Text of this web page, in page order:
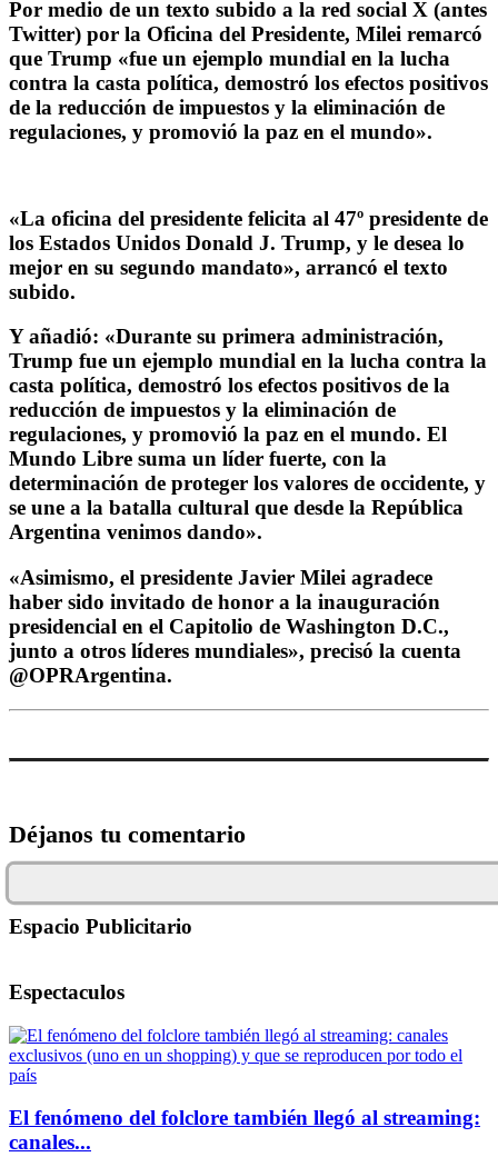
Por medio de un texto subido a la red social X (antes
Twitter) por la Oficina del Presidente, Milei remarcó
que Trump «fue un ejemplo mundial en la lucha
contra la casta política, demostró los efectos positivos
de la reducción de impuestos y la eliminación de
regulaciones, y promovió la paz en el mundo».
«La oficina del presidente felicita al 47º presidente de
los Estados Unidos Donald J. Trump, y le desea lo
mejor en su segundo mandato», arrancó el texto
subido.
Y añadió: «Durante su primera administración,
Trump fue un ejemplo mundial en la lucha contra la
casta política, demostró los efectos positivos de la
reducción de impuestos y la eliminación de
regulaciones, y promovió la paz en el mundo. El
Mundo Libre suma un líder fuerte, con la
determinación de proteger los valores de occidente, y
se une a la batalla cultural que desde la República
Argentina venimos dando».
«Asimismo, el presidente Javier Milei agradece
haber sido invitado de honor a la inauguración
presidencial en el Capitolio de Washington D.C.,
junto a otros líderes mundiales», precisó la cuenta
@OPRArgentina.
Déjanos tu comentario
Espacio Publicitario
Espectaculos
El fenómeno del folclore también llegó al streaming:
canales...